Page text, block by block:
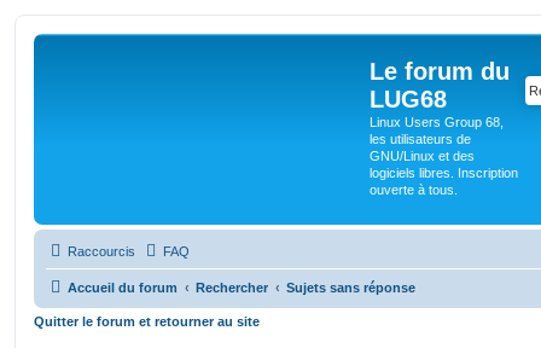
Le forum du
LUG68
Linux Users Group 68,
les utilisateurs de
GNU/Linux et des
logiciels libres. Inscription
ouverte à tous.
Raccourcis FAQ
Accueil du forum Rechercher Sujets sans réponse
Quitter le forum et retourner au site